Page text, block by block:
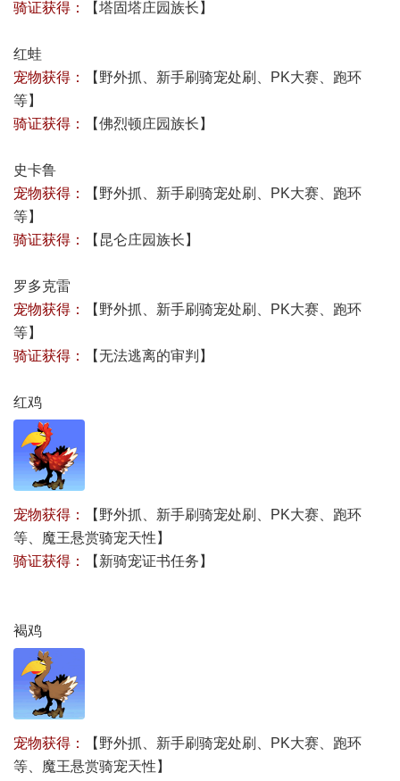
骑证获得：
【塔固塔庄园族长 】
红蛙
宠物获得：
【野外抓、新手刷骑宠处刷、PK大赛、跑环
等】
骑证获得：
【佛烈顿庄园族长 】
史卡鲁
宠物获得：
【野外抓、新手刷骑宠处刷、PK大赛、跑环
等】
骑证获得：
【 昆仑庄园族长 】
罗多克雷
宠物获得：
【野外抓、新手刷骑宠处刷、PK大赛、跑环
等】
骑证获得：
【无法逃离的审判 】
红鸡
宠物获得：
【野外抓、新手刷骑宠处刷、PK大赛、跑环
等、 魔王悬赏骑宠天性 】
骑证获得：
【 新骑宠证书任务 】
褐鸡
宠物获得：
【野外抓、新手刷骑宠处刷、PK大赛、跑环
等、 魔王悬赏骑宠天性 】